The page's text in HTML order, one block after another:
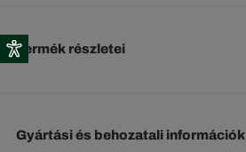
Termék részletei
Gyártási és behozatali információk